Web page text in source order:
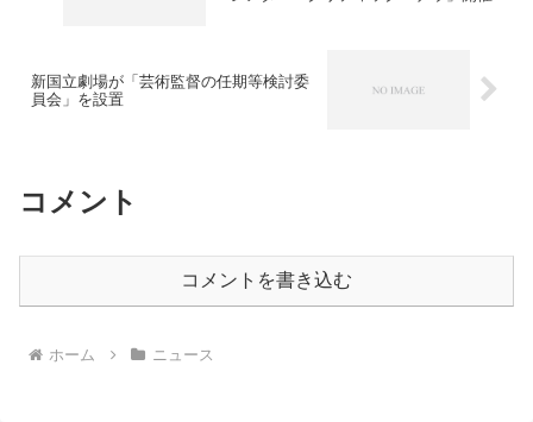
新国立劇場が「芸術監督の任期等検討委
員会」を設置
コメント
コメントを書き込む
ホーム ニュース